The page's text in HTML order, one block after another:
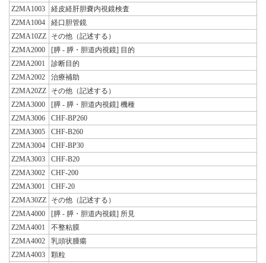
Z2MA1003
経皮経肝胆嚢内視鏡検査
Z2MA1004
経口胆管鏡
Z2MA10ZZ
その他（記述する）
Z2MA2000
[膵 - 膵・胆道内視鏡] 目的
Z2MA2001
診断目的
Z2MA2002
治療補助
Z2MA20ZZ
その他（記述する）
Z2MA3000
[膵 - 膵・胆道内視鏡] 機種
Z2MA3006
CHF-BP260
Z2MA3005
CHF-B260
Z2MA3004
CHF-BP30
Z2MA3003
CHF-B20
Z2MA3002
CHF-200
Z2MA3001
CHF-20
Z2MA30ZZ
その他（記述する）
Z2MA4000
[膵 - 膵・胆道内視鏡] 所見
Z2MA4001
不整粘膜
Z2MA4002
乳頭状腫瘍
Z2MA4003
顆粒